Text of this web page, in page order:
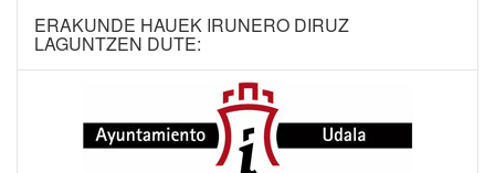
ERAKUNDE HAUEK IRUNERO DIRUZ
LAGUNTZEN DUTE: